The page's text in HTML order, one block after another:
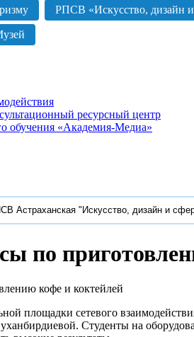
РПСВ «Искусство, дизайн и
ресурсный центр
обучения «Академия-Медиа»
Астраханская "Искусство, дизайн и
по
кофе и коктейлей
площадки сетевого
Студенты на